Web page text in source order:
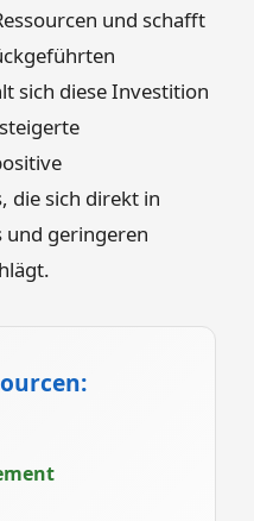
und schafft
sich diese Investition
die sich direkt in
und geringeren